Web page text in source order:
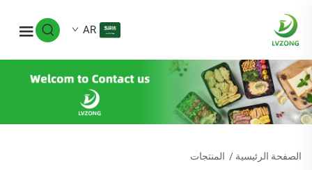
AR
الصفحة الرئيسية / المنتجات